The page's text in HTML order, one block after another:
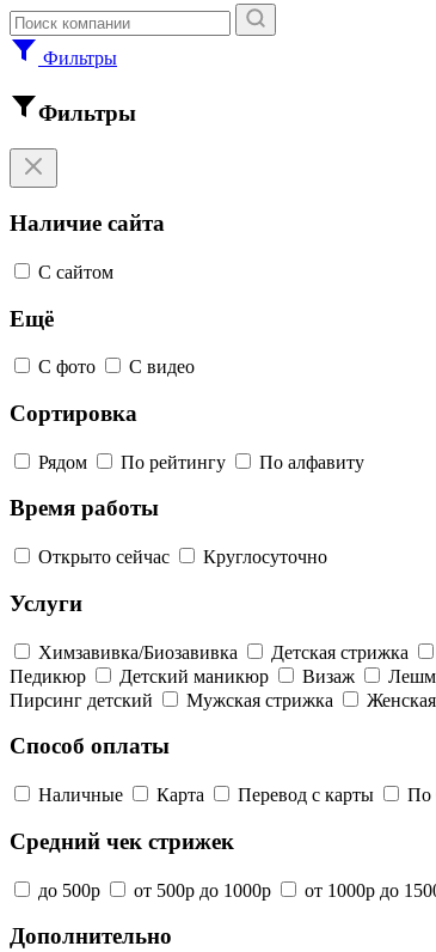
Фильтры
Фильтры
Наличие сайта
С сайтом
Ещё
С фото С видео
Сортировка
Рядом По рейтингу По алфавиту
Время работы
Открыто сейчас Круглосуточно
Услуги
Химзавивка/Биозавивка Детская стрижка
Педикюр
Детский маникюр Визаж
Пирсинг детский
Мужская стрижка
Способ оплаты
Наличные Карта Перевод с карты По
Средний чек стрижек
до 500р от 500р до 1000р от 1000р до
Дополнительно